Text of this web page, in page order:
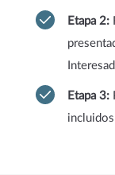
Etapa 2:
Etapa 3:
incluidos